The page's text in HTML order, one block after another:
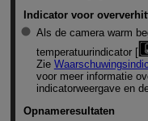
Indicator voor
Als de camera warm
temperatuurindicator [
Zie
voor meer informatie
indicatorweergave en
Opnameresultaten